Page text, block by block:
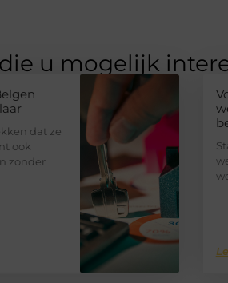
die u mogelijk
dat ze
ook
zonder